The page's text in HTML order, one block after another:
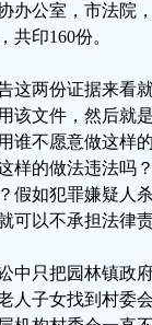
办公室，市法院
共印160份。
这两份证据来看
该文件，然后就
谁不愿意做这样
样的做法违法吗
假如犯罪嫌疑人
可以不承担法律
中只把园林镇政
人子女找到村委